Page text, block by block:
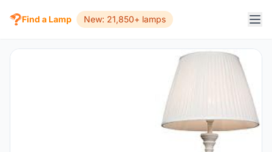
Find a Lamp New: 21,850+ lamps